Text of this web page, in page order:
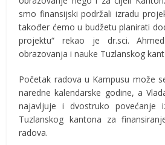
smo finansijski podržali izradu
također ćemo u budžetu planirati
projektu“ rekao je dr.sci.
obrazovanja i nauke Tuzlanskog
Početak radova u Kampusu može
naredne kalendarske godine, a
najavljuje i dvostruko povećanje
Tuzlanskog kantona za
radova.